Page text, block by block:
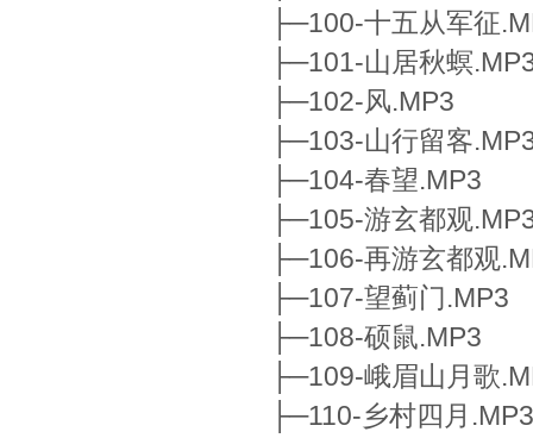
├─100-十五从军征
├─101-山居秋螟
├─102-风.MP3
├─103-山行留客
├─104-春望.MP3
├─105-游玄都观
├─106-再游玄都观
├─107-望蓟门.MP3
├─108-硕鼠.MP3
├─109-峨眉山月歌
├─110-乡村四月.MP3